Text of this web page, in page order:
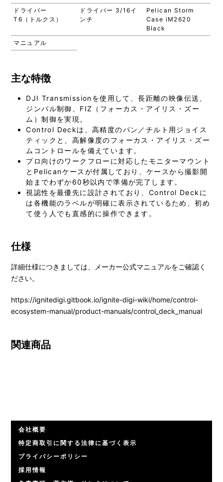
ドライバー
T6（トルクス）
ドライバー 3/16イ
ンチ
Pelican Storm
Case iM2620
Black
マニュアル
主な特徴
DJI Transmissionを使用して、長距離の映像伝送、
ジンバル制御、FIZ（フォーカス・アイリス・ズー
ム）制御を実現。
Control Deckは、高精度のパン／チルト用ジョイス
ティックと、高解像度のフォーカス・アイリス・ズー
ムコントロールを備えています。
プロ向けのワークフローに対応したモニターマウント
とPelicanケースが付属しており、ケースから撮影開
始までわずか60秒以内で準備が完了します。
視認性を最優先に設計されており、Control Deckに
は各機能のラベルが明確に表示されているため、初め
て使う人でも直感的に操作できます。
仕様
詳細仕様につきましては、メーカー公式マニュアルをご確認く
ださい。
https://ignitedigi.gitbook.io/ignite-digi-wiki/home/control-
ecosystem-manual/product-manuals/control_deck_manual
関連商品
会社概要
特定商取引に関する法律に基づく表示
プライバシーポリシー
採用情報